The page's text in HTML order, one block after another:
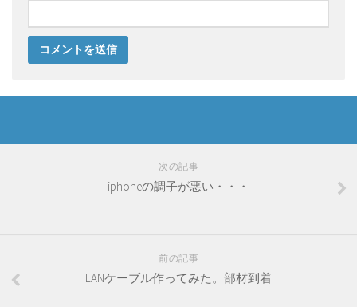
次の記事
iphoneの調子が悪い・・・
前の記事
LANケーブル作ってみた。部材到着